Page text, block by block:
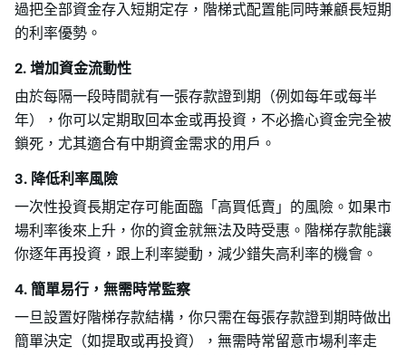
過把全部資金存入短期定存，階梯式配置能同時兼顧長短期
的利率優勢。
2. 增加資金流動性
由於每隔一段時間就有一張存款證到期（例如每年或每半
年），你可以定期取回本金或再投資，不必擔心資金完全被
鎖死，尤其適合有中期資金需求的用戶。
3. 降低利率風險
一次性投資長期定存可能面臨「高買低賣」的風險。如果市
場利率後來上升，你的資金就無法及時受惠。階梯存款能讓
你逐年再投資，跟上利率變動，減少錯失高利率的機會。
4. 簡單易行，無需時常監察
一旦設置好階梯存款結構，你只需在每張存款證到期時做出
簡單決定（如提取或再投資），無需時常留意市場利率走